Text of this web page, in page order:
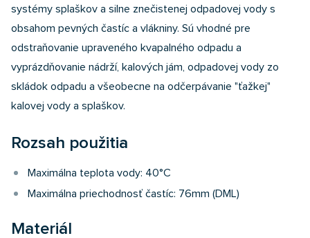
systémy splaškov a silne znečistenej odpadovej vody s
obsahom pevných častíc a vlákniny. Sú vhodné pre
odstraňovanie upraveného kvapalného odpadu a
vyprázdňovanie nádrží, kalových jám, odpadovej vody zo
skládok odpadu a všeobecne na odčerpávanie "ťažkej"
kalovej vody a splaškov.
Rozsah použitia
Maximálna teplota vody: 40°C
Maximálna priechodnosť častíc: 76mm (DML)
Materiál